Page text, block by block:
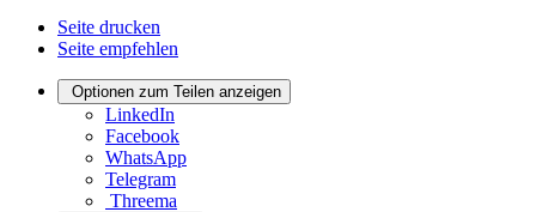
Seite drucken
Seite empfehlen
Optionen zum Teilen anzeigen
LinkedIn
Facebook
WhatsApp
Telegram
Threema